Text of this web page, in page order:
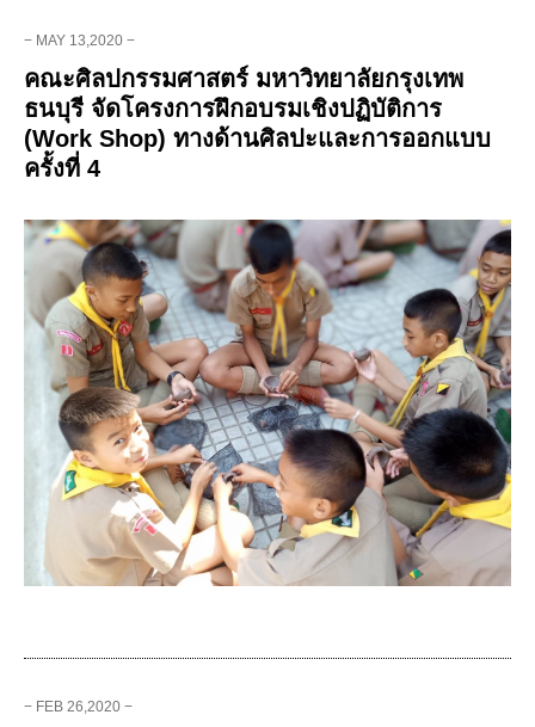
− MAY 13,2020 −
คณะศิลปกรรมศาสตร์ มหาวิทยาลัยกรุงเทพ
ธนบุรี จัดโครงการฝึกอบรมเชิงปฏิบัติการ
(Work Shop) ทางด้านศิลปะและการออกแบบ
ครั้งที่ 4
− FEB 26,2020 −